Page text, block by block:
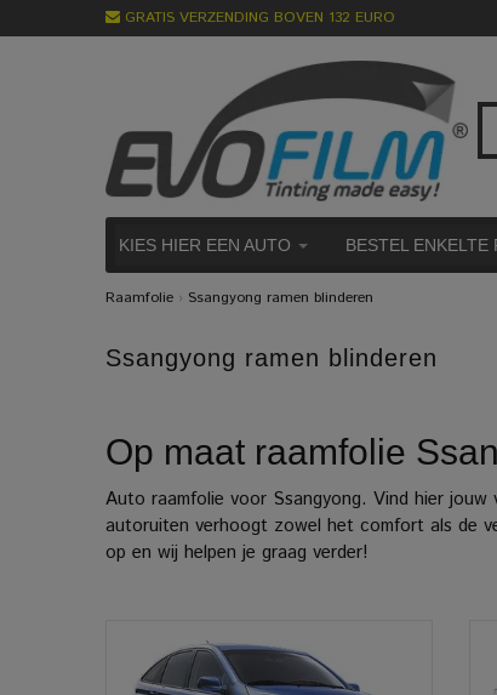
GRATIS VERZENDING BOVEN 132 EURO
KIES HIER EEN AUTO BESTEL ENKELTE
Raamfolie › Ssangyong ramen blinderen
Ssangyong ramen blinderen
Op maat raamfolie
Auto raamfolie voor Ssangyong. Vind hier
autoruiten verhoogt zowel het comfort als de
op en wij helpen je graag verder!